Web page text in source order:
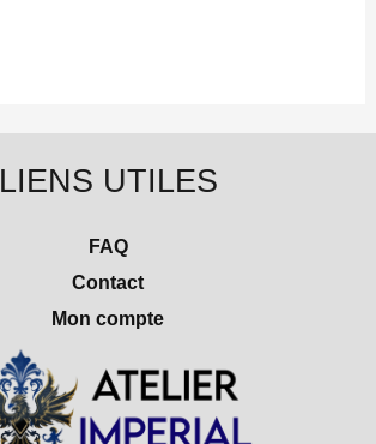
LIENS UTILES
FAQ
Contact
Mon compte